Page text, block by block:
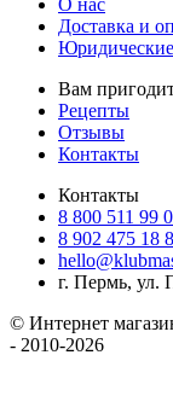
Доставка и
Вам
Рецепты
Отзывы
Контакты
Контакты
8 800 511 99
8 902 475 18
г. Пермь, ул.
© Интернет
- 2010-2026